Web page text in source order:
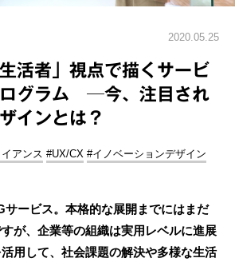
2020.05.25
活者」視点で描くサービ
ログラム ─今、注目され
インとは？
アンス #UX/CX #イノベーションデザイン
サービス。本格的な展開までにはまだ
が、企業等の組織は実用レベルに進展
用して、社会課題の解決や多様な生活